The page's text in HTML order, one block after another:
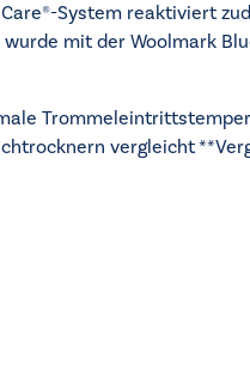
System reaktiviert
mit der Woolmark
vergleicht